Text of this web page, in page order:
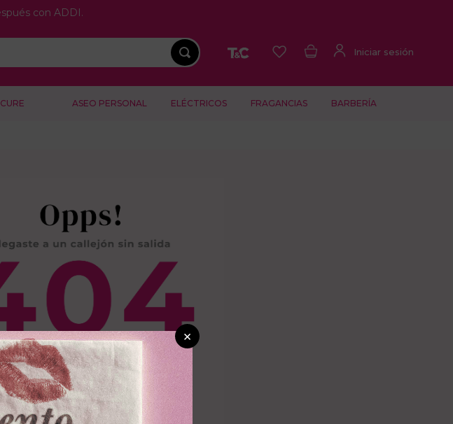
con ADDI.
ASEO PERSONAL ELÉCTRICOS FRAGANCIAS BARBERÍA
×